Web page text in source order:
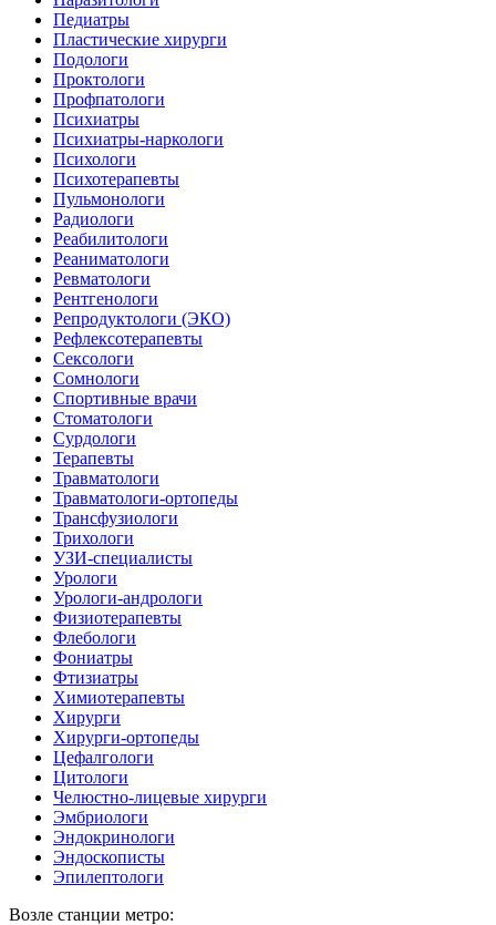
Педиатры
Пластические хирурги
Подологи
Проктологи
Профпатологи
Психиатры
Психиатры-наркологи
Психологи
Психотерапевты
Пульмонологи
Радиологи
Реабилитологи
Реаниматологи
Ревматологи
Рентгенологи
Репродуктологи (ЭКО)
Рефлексотерапевты
Сексологи
Сомнологи
Спортивные врачи
Стоматологи
Сурдологи
Терапевты
Травматологи
Травматологи-ортопеды
Трансфузиологи
Трихологи
УЗИ-специалисты
Урологи
Урологи-андрологи
Физиотерапевты
Флебологи
Фониатры
Фтизиатры
Химиотерапевты
Хирурги
Хирурги-ортопеды
Цефалгологи
Цитологи
Челюстно-лицевые хирурги
Эмбриологи
Эндокринологи
Эндоскописты
Эпилептологи
Возле станции метро: